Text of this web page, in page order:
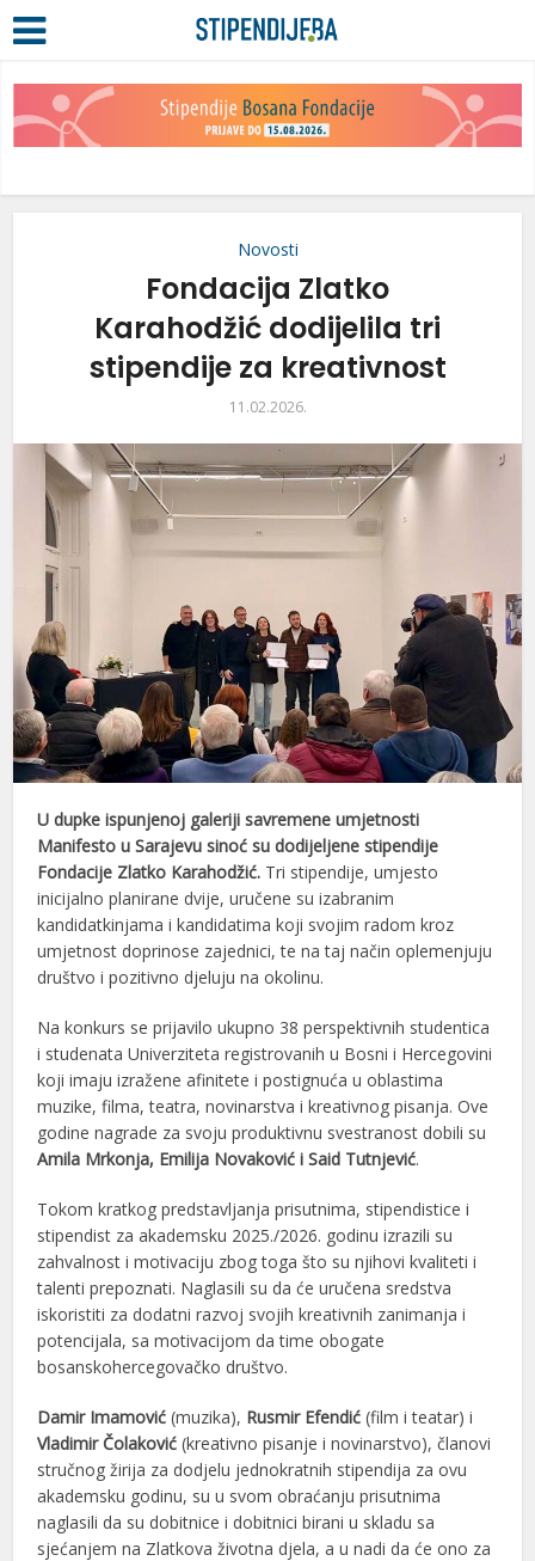
Novosti
Fondacija Zlatko
Karahodžić dodijelila tri
stipendije za kreativnost
11.02.2026.
U dupke ispunjenoj galeriji savremene umjetnosti
Manifesto u Sarajevu sinoć su dodijeljene stipendije
Fondacije Zlatko Karahodžić. Tri stipendije, umjesto
inicijalno planirane dvije, uručene su izabranim
kandidatkinjama i kandidatima koji svojim radom kroz
umjetnost doprinose zajednici, te na taj način oplemenjuju
društvo i pozitivno djeluju na okolinu.
Na konkurs se prijavilo ukupno 38 perspektivnih studentica
i studenata Univerziteta registrovanih u Bosni i Hercegovini
koji imaju izražene afinitete i postignuća u oblastima
muzike, filma, teatra, novinarstva i kreativnog pisanja. Ove
godine nagrade za svoju produktivnu svestranost dobili su
Amila Mrkonja, Emilija Novaković i Said Tutnjević.
Tokom kratkog predstavljanja prisutnima, stipendistice i
stipendist za akademsku 2025./2026. godinu izrazili su
zahvalnost i motivaciju zbog toga što su njihovi kvaliteti i
talenti prepoznati. Naglasili su da će uručena sredstva
iskoristiti za dodatni razvoj svojih kreativnih zanimanja i
potencijala, sa motivacijom da time obogate
bosanskohercegovačko društvo.
Damir Imamović(muzika), Rusmir Efendić (film i teatar) i
Vladimir Čolaković (kreativno pisanje i novinarstvo), članovi
stručnog žirija za dodjelu jednokratnih stipendija za ovu
akademsku godinu, su u svom obraćanju prisutnima
naglasili da su dobitnice i dobitnici birani u skladu sa
sjećanjem na Zlatkova životna djela, a u nadi da će ono za